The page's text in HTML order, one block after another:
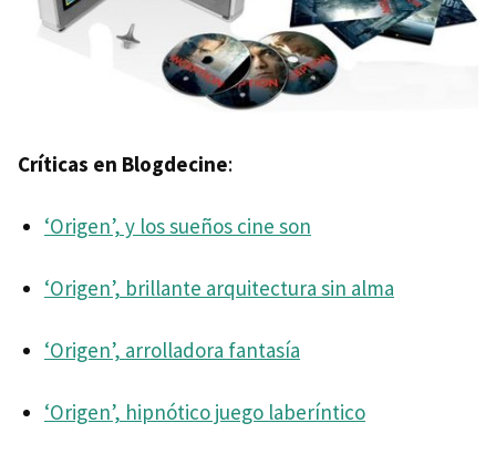
Críticas en Blogdecine:
‘Origen’, y los sueños cine son
‘Origen’, brillante arquitectura sin alma
‘Origen’, arrolladora fantasía
‘Origen’, hipnótico juego laberíntico